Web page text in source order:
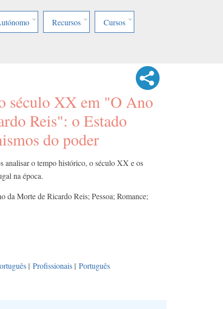
Recursos Cursos
século XX em "O Ano
Reis": o Estado
do poder
analisar o tempo histórico, o século XX e os
na época.
da Morte de Ricardo Reis; Pessoa; Romance;
| Profissionais | Português